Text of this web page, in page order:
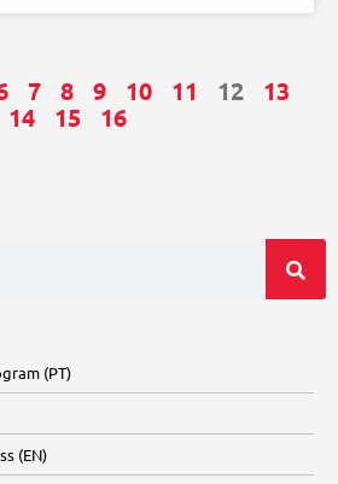
7 8 9 10 11 12
13
14
15 16
(PT)
(EN)